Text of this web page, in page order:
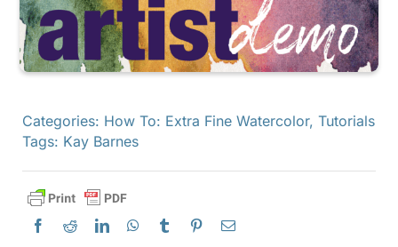
Ressources
S'abonner
Categories: How To: Extra Fine Watercolor, Tutorials
Tags: Kay Barnes